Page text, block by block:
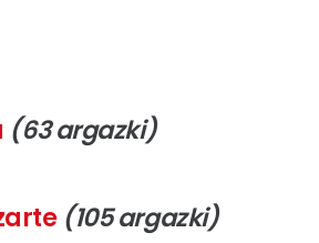
(63 argazki)
(105 argazki)